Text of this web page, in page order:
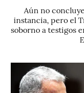
Aún no
instancia, pero el
soborno a testigos